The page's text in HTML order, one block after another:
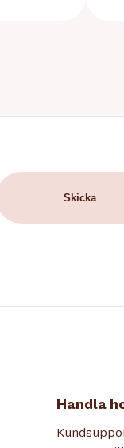
Handla